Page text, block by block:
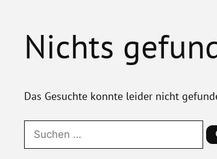
Nichts
Das Gesuchte konnte leider nicht
Suchen